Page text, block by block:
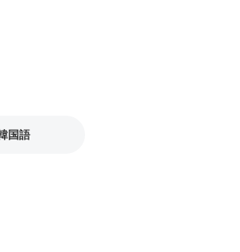
国語